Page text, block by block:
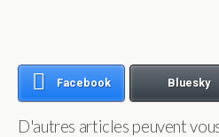
Facebook Bluesky
D'autres articles peuvent